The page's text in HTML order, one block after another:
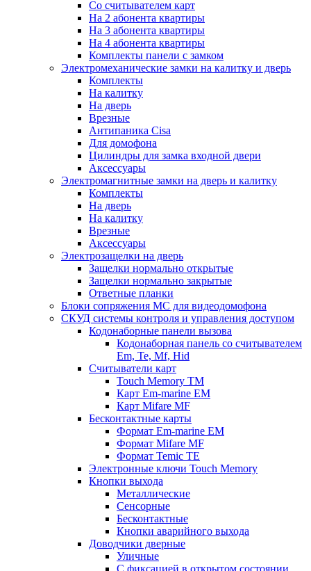
Со считывателем карт
На 2 абонента квартиры
На 3 абонента квартиры
На 4 абонента квартиры
Комплекты панели с замком
Электромеханические замки на калитку и дверь
Комплекты
На калитку
На дверь
Врезные
Антипаника Cisa
Для домофона
Цилиндры для замка входной двери
Аксессуары
Электромагнитные замки на дверь и калитку
Комплекты
На дверь
На калитку
Врезные
Аксессуары
Электрозащелки на дверь
Защелки нормально открытые
Защелки нормально закрытые
Ответные планки
Блоки сопряжения МС для видеодомофона
СКУД системы контроля и управления доступом
Кодонаборные панели вызова
Кодонаборная панель со считывателем
Em, Te, Mf, Hid
Считыватели карт
Touch Memory TM
Карт Em-marine EM
Карт Mifare MF
Бесконтактные карты
Формат Em-marine EM
Формат Mifare MF
Формат Temic TE
Электронные ключи Touch Memory
Кнопки выхода
Металлические
Сенсорные
Бесконтактные
Кнопки аварийного выхода
Доводчики дверные
Уличные
С фиксацией в открытом состоянии